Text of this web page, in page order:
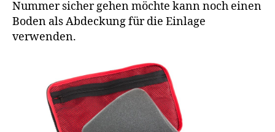
Nummer sicher gehen möchte kann noch einen
Boden als Abdeckung für die Einlage
verwenden.